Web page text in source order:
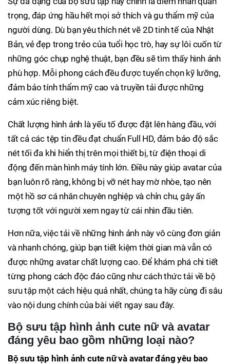
trọng, đáp ứng hầu hết mọi sở thích và gu thẩm mỹ của
người dùng. Dù bạn yêu thích nét vẽ 2D tinh tế của Nhật
Bản, vẻ đẹp trong trẻo của tuổi học trò, hay sự lôi cuốn từ
những góc chụp nghệ thuật, bạn đều sẽ tìm thấy hình ảnh
phù hợp. Mỗi phong cách đều được tuyển chọn kỹ lưỡng,
đảm bảo tính thẩm mỹ cao và truyền tải được những
cảm xúc riêng biệt.
Chất lượng hình ảnh là yếu tố được đặt lên hàng đầu, với
tất cả các tệp tin đều đạt chuẩn Full HD, đảm bảo độ sắc
nét tối đa khi hiển thị trên mọi thiết bị, từ điện thoại di
động đến màn hình máy tính lớn. Điều này giúp avatar của
bạn luôn rõ ràng, không bị vỡ nét hay mờ nhòe, tạo nên
một hồ sơ cá nhân chuyên nghiệp và chỉn chu, gây ấn
tượng tốt với người xem ngay từ cái nhìn đầu tiên.
Hơn nữa, việc tải về những hình ảnh này vô cùng đơn giản
và nhanh chóng, giúp bạn tiết kiệm thời gian mà vẫn có
được những avatar chất lượng cao. Để khám phá chi tiết
từng phong cách độc đáo cũng như cách thức tải về bộ
sưu tập một cách hiệu quả nhất, chúng ta hãy cùng đi sâu
vào nội dung chính của bài viết ngay sau đây.
Bộ sưu tập hình ảnh cute nữ và avatar
đáng yêu bao gồm những loại nào?
Bộ sưu tập hình ảnh cute nữ và avatar đáng yêu bao